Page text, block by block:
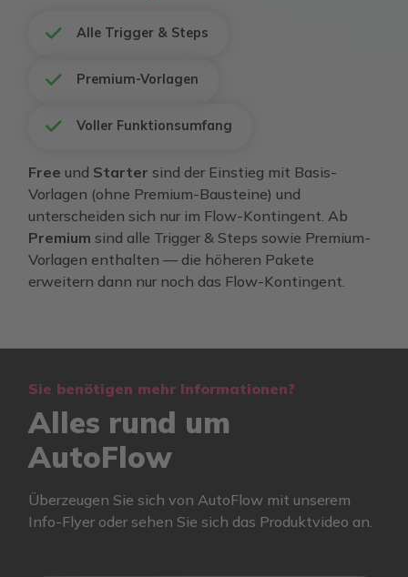
Alle Trigger & Steps
Premium-Vorlagen
Voller Funktionsumfang
Free und Starter sind der Einstieg mit Basis-
Vorlagen (ohne Premium-Bausteine) und
unterscheiden sich nur im Flow-Kontingent. Ab
Premium sind alle Trigger & Steps sowie Premium-
Vorlagen enthalten — die höheren Pakete
erweitern dann nur noch das Flow-Kontingent.
Sie benötigen mehr Informationen?
Alles rund um
AutoFlow
Überzeugen Sie sich von AutoFlow mit unserem
Info-Flyer oder sehen Sie sich das Produktvideo an.